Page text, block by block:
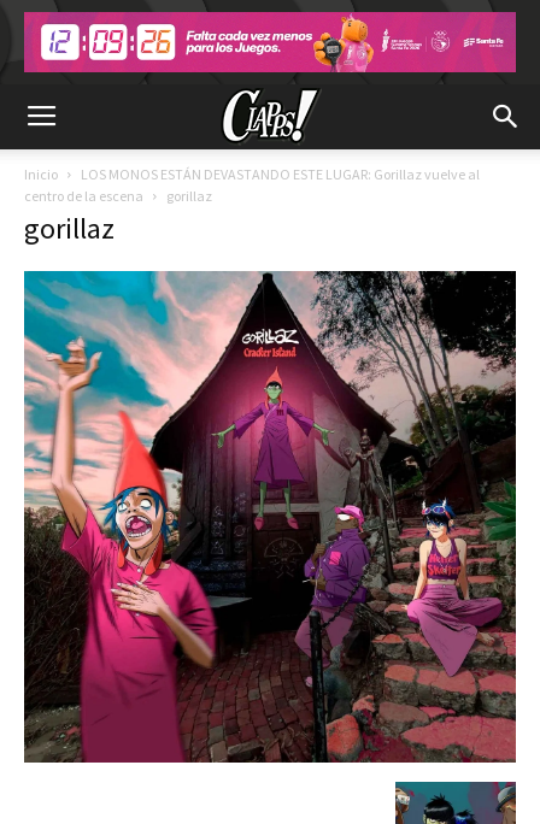
Inicio
LOS MONOS ESTÁN DEVASTANDO ESTE LUGAR: Gorillaz vuelve al
centro de la escena
gorillaz
gorillaz